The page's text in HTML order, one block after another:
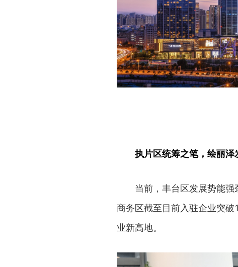
执片区统筹之笔，绘丽泽
当前，丰台区发展势能
商务区截至目前入驻企业突
业新高地。